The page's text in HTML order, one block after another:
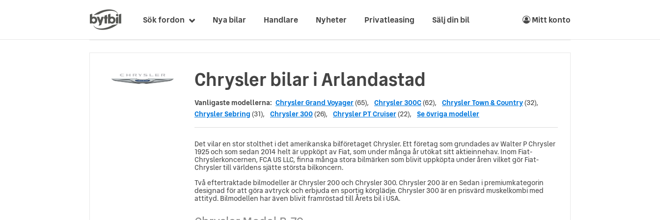
Sök fordon Nya bilar Handlare Nyheter Privatleasing Sälj din bil Mitt konto
Chrysler bilar i Arlandastad
Vanligaste modellerna: Chrysler Grand Voyager(65), Chrysler 300C(62), Chrysler Town & Country(32),
Chrysler Sebring (31), Chrysler 300(26), Chrysler PT Cruiser(22), Se övriga modeller
Det vilar en stor stolthet i det amerikanska bilföretaget Chrysler. Ett företag som grundades av Walter P Chrysler
1925 och som sedan 2014 helt är uppköpt av Fiat, som under många år utökat sitt aktieinnehav. Inom Fiat-
Chryslerkoncernen, FCA US LLC, finna många stora bilmärken som blivit uppköpta under åren vilket gör Fiat-
Chrysler till världens sjätte största bilkoncern.
Två eftertraktade bilmodeller är Chrysler 200 och Chrysler 300. Chrysler 200 är en Sedan i premiumkategorin
designad för att göra avtryck och erbjuda en sportig körglädje. Chrysler 300 är en prisvärd muskelkombi med
attityd. Bilmodellen har även blivit framröstad till Årets bil i USA.